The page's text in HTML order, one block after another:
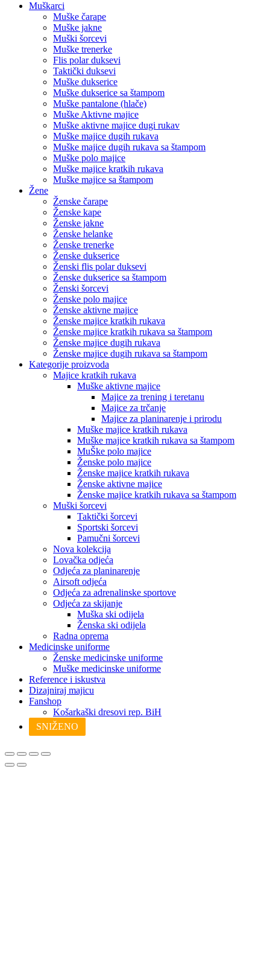
Muškarci
Muške čarape
Muške jakne
Muški šorcevi
Muške trenerke
Flis polar duksevi
Taktički duksevi
Muške dukserice
Muške dukserice sa štampom
Muške pantalone (hlače)
Muške Aktivne majice
Muške aktivne majice dugi rukav
Muške majice dugih rukava
Muške majice dugih rukava sa štampom
Muške polo majice
Muške majice kratkih rukava
Muške majice sa štampom
Žene
Ženske čarape
Ženske kape
Ženske jakne
Ženske helanke
Ženske trenerke
Ženske dukserice
Ženski flis polar duksevi
Ženske dukserice sa štampom
Ženski šorcevi
Ženske polo majice
Ženske aktivne majice
Ženske majice kratkih rukava
Ženske majice kratkih rukava sa štampom
Ženske majice dugih rukava
Ženske majice dugih rukava sa štampom
Kategorije proizvoda
Majice kratkih rukava
Muške aktivne majice
Majice za trening i teretanu
Majice za trčanje
Majice za planinarenje i prirodu
Muške majice kratkih rukava
Muške majice kratkih rukava sa štampom
MuŠke polo majice
Ženske polo majice
Ženske majice kratkih rukava
Ženske aktivne majice
Ženske majice kratkih rukava sa štampom
Muški šorcevi
Taktički šorcevi
Sportski šorcevi
Pamučni šorcevi
Nova kolekcija
Lovačka odjeća
Odjeća za planinarenje
Airsoft odjeća
Odjeća za adrenalinske sportove
Odjeća za skijanje
Muška ski odijela
Ženska ski odijela
Radna oprema
Medicinske uniforme
Ženske medicinske uniforme
Muške medicinske uniforme
Reference i iskustva
Dizajniraj majicu
Fanshop
Košarkaški dresovi rep. BiH
SNIŽENO